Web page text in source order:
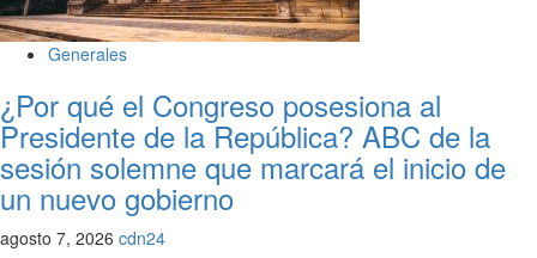
Generales
¿Por qué el Congreso posesiona al
Presidente de la República? ABC de la
sesión solemne que marcará el inicio de
un nuevo gobierno
agosto 7, 2026 cdn24